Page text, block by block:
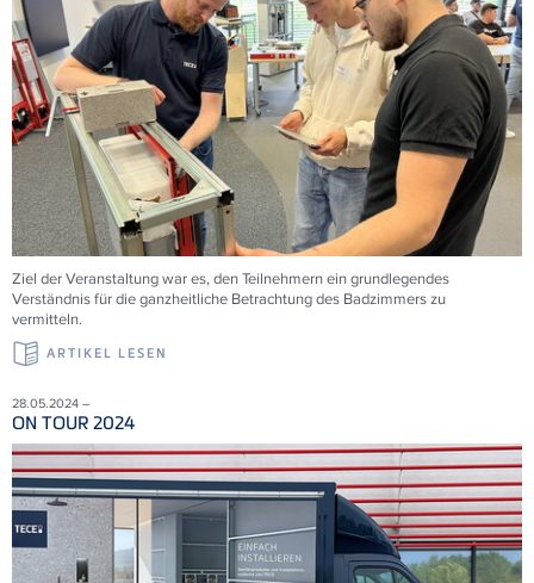
Ziel der Veranstaltung war es, den Teilnehmern ein grundlegendes
Verständnis für die ganzheitliche Betrachtung des Badzimmers zu
vermitteln.
ARTIKEL LESEN
28.05.2024 –
ON TOUR 2024